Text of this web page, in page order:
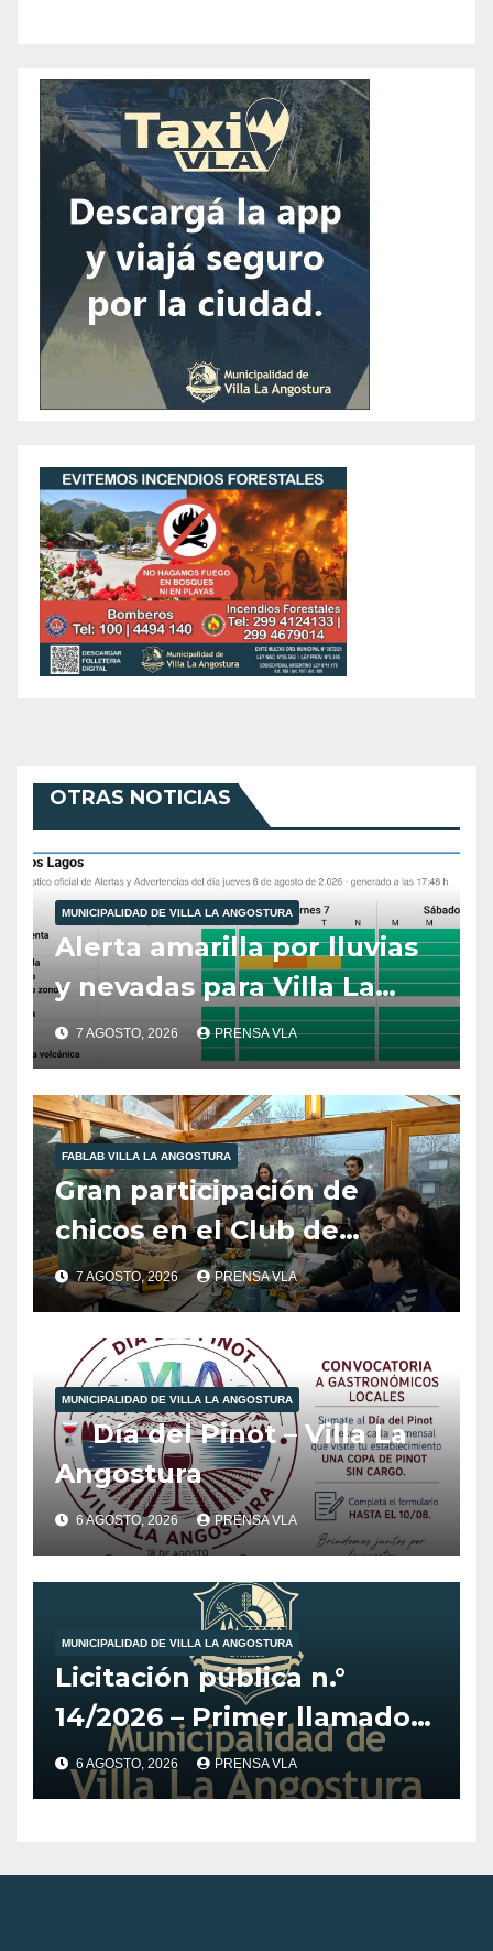
OTRAS NOTICIAS
MUNICIPALIDAD DE VILLA LA ANGOSTURA
Alerta amarilla por lluvias
y nevadas para Villa La
Angostura.
7 AGOSTO, 2026 PRENSA VLA
FABLAB VILLA LA ANGOSTURA
Gran participación de
chicos en el Club de
Robótica de FabLab
Angostura.
7 AGOSTO, 2026 PRENSA VLA
MUNICIPALIDAD DE VILLA LA ANGOSTURA
Día del Pinot – Villa La
Angostura
6 AGOSTO, 2026 PRENSA VLA
MUNICIPALIDAD DE VILLA LA ANGOSTURA
Licitación pública n.°
14/2026 – Primer llamado
para la adquisición de
vehículo adaptado para
6 AGOSTO, 2026 PRENSA VLA